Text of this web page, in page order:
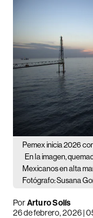
Pemex inicia 2026
En la imagen,
Mexicanos en alta
Fotógrafo: Susana
PorArturo Solís
26 de febrero, 2026 |